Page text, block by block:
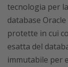
tecnologia per
database
protette in cui
esatta del
immutabile per